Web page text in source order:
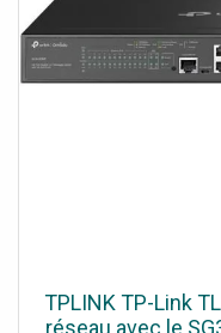
TPLINK TP-Link
réseau avec le